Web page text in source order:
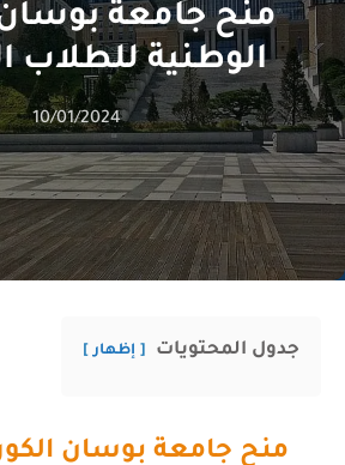
منح جامعة بوسان
الوطنية للطلاب
10/01/2024
جدول المحتويات إظهار
منح جامعة بوسان